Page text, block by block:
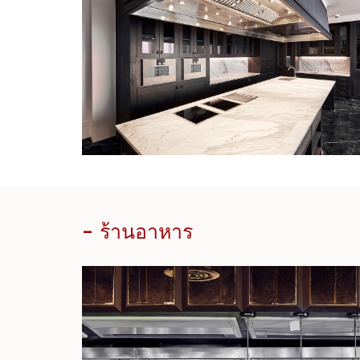
WALDORF ASTORIA BANGKOK |
2018
- ร้านอาหาร